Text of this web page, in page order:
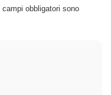
I campi obbligatori sono